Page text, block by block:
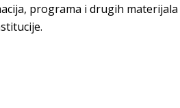
programa i drugih